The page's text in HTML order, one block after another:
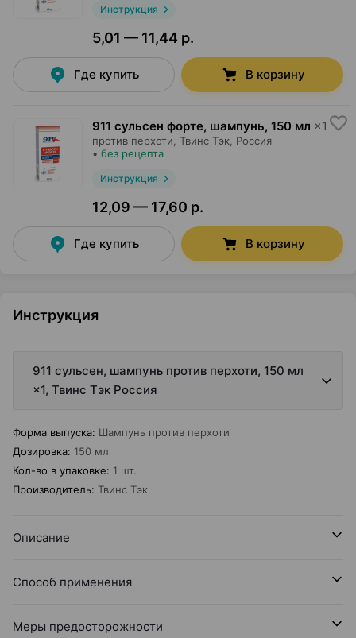
Инструкция
5,01 — 11,44 р.
Где купить В корзину
911 сульсен форте, шампунь, 150 мл ×1
против перхоти, Твинс Тэк , Россия
• без рецепта
Инструкция
12,09 — 17,60 р.
Где купить В корзину
Инструкция
911 сульсен, шампунь против перхоти, 150 мл
×1, Твинс Тэк Россия
Форма выпуска: Шампунь против перхоти
Дозировка: 150 мл
Кол-во в упаковке: 1 шт.
Производитель: Твинс Тэк
Описание
Способ применения
Меры предосторожности